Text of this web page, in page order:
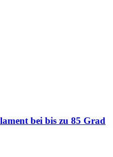
bei bis zu 85 Grad